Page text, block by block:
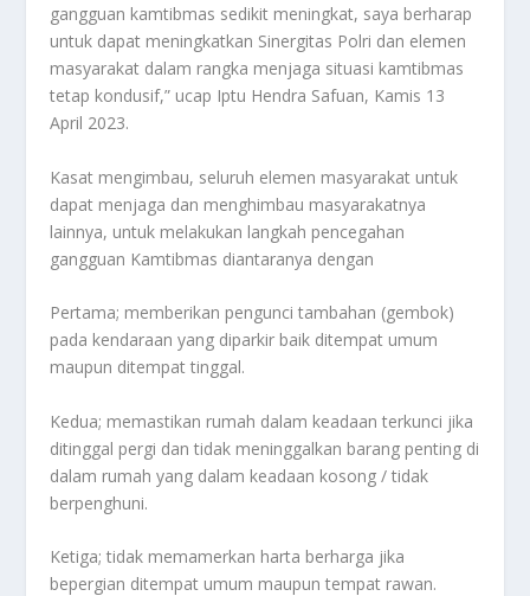
gangguan kamtibmas sedikit meningkat, saya berharap
untuk dapat meningkatkan Sinergitas Polri dan elemen
masyarakat dalam rangka menjaga situasi kamtibmas
tetap kondusif,” ucap Iptu Hendra Safuan, Kamis 13
April 2023.
Kasat mengimbau, seluruh elemen masyarakat untuk
dapat menjaga dan menghimbau masyarakatnya
lainnya, untuk melakukan langkah pencegahan
gangguan Kamtibmas diantaranya dengan
Pertama; memberikan pengunci tambahan (gembok)
pada kendaraan yang diparkir baik ditempat umum
maupun ditempat tinggal.
Kedua; memastikan rumah dalam keadaan terkunci jika
ditinggal pergi dan tidak meninggalkan barang penting di
dalam rumah yang dalam keadaan kosong / tidak
berpenghuni.
Ketiga; tidak memamerkan harta berharga jika
bepergian ditempat umum maupun tempat rawan.